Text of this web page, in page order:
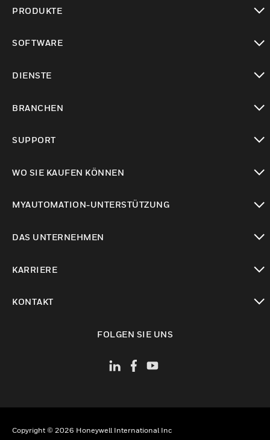
PRODUKTE
SOFTWARE
DIENSTE
BRANCHEN
SUPPORT
WO SIE KAUFEN KÖNNEN
MYAUTOMATION-UNTERSTÜTZUNG
DAS UNTERNEHMEN
KARRIERE
KONTAKT
FOLGEN SIE UNS
Copyright © 2026 Honeywell International Inc